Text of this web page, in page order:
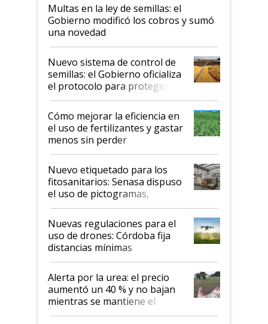
Multas en la ley de semillas: el
Gobierno modificó los cobros y sumó
una novedad
Nuevo sistema de control de
semillas: el Gobierno oficializa
el protocolo para proteger la
propiedad intelectual
Cómo mejorar la eficiencia en
el uso de fertilizantes y gastar
menos sin perder
productividad en la campaña
fina
Nuevo etiquetado para los
fitosanitarios: Senasa dispuso
el uso de pictogramas,
palabras de advertencia e
indicaciones
Nuevas regulaciones para el
uso de drones: Córdoba fija
distancias mínimas
Alerta por la urea: el precio
aumentó un 40 % y no bajan
mientras se mantiene el
conflicto en Medio Oriente